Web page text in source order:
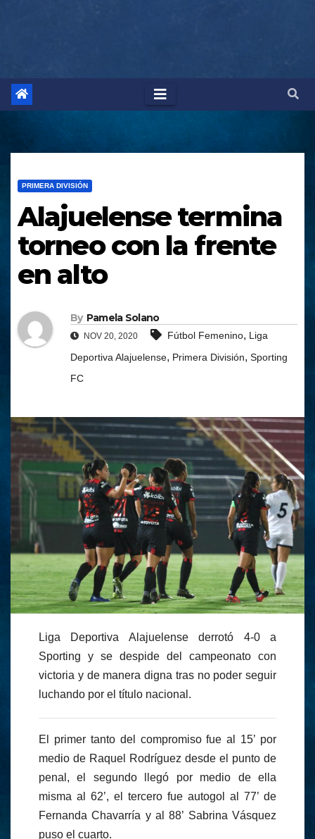
PRIMERA DIVISIÓN
Alajuelense termina
torneo con la frente
en alto
By Pamela Solano
NOV 20, 2020 Fútbol Femenino, Liga
Deportiva Alajuelense, Primera División, Sporting
FC
Liga Deportiva Alajuelense derrotó 4-0 a
Sporting y se despide del campeonato con
victoria y de manera digna tras no poder seguir
luchando por el título nacional.
El primer tanto del compromiso fue al 15’ por
medio de Raquel Rodríguez desde el punto de
penal, el segundo llegó por medio de ella
misma al 62’, el tercero fue autogol al 77’ de
Fernanda Chavarría y al 88’ Sabrina Vásquez
puso el cuarto.